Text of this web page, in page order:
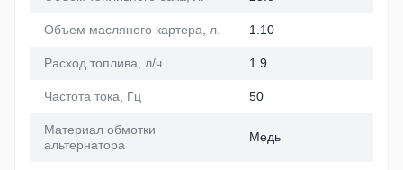
Объем масляного картера, л. 1.10
Расход топлива, л/ч 1.9
Частота тока, Гц 50
Материал обмотки
альтернатора
Медь